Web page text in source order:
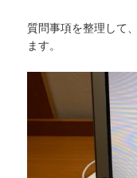
質問事項を整理して
ます。